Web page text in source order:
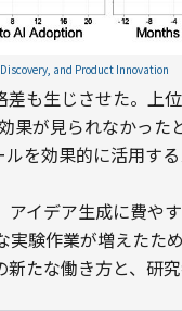
and Product Innovation
も生じさせた。上
果が見られなかった
を効果的に活用す
イデア生成に費や
験作業が増えたた
たな働き方と、研